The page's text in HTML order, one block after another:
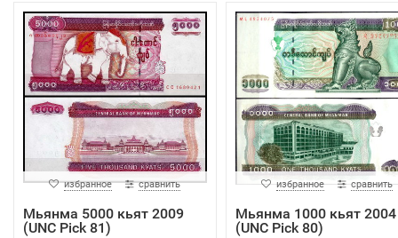
избранное сравнить
Мьянма 5000 кьят 2009
(UNC Pick 81)
избранное сравнить
Мьянма 1000 кьят 2004
(UNC Pick 80)